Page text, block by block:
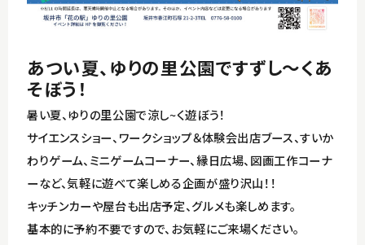
あつい夏、ゆりの里公園ですずし～くあ
そぼう！
暑い夏、ゆりの里公園で涼し~く遊ぼう！
サイエンスショー、ワークショップ＆体験会出店ブース、すいか
わりゲーム、ミニゲームコーナー、縁日広場、図画工作コーナ
ーなど、気軽に遊べて楽しめる企画が盛り沢山！！
キッチンカーや屋台も出店予定、グルメも楽しめます。
基本的に予約不要ですので、お気軽にご来場ください。